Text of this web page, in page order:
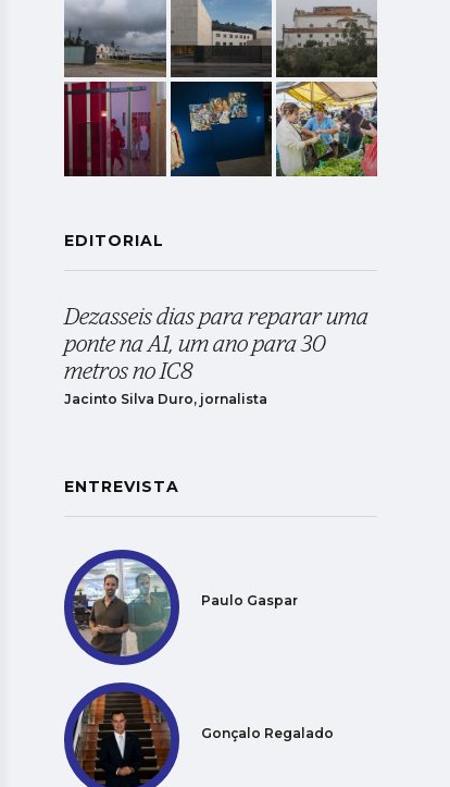
EDITORIAL
Dezasseis dias para reparar uma
ponte na A1, um ano para 30
metros no IC8
Jacinto Silva Duro, jornalista
ENTREVISTA
Paulo Gaspar
Gonçalo Regalado